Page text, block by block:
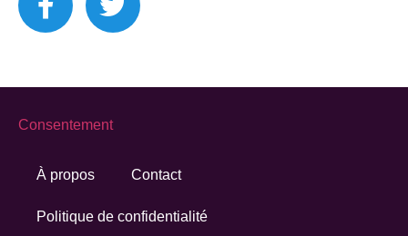
À propos Contact
Politique de confidentialité
Consentement